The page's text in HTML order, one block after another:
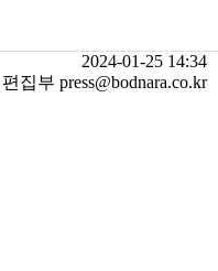
2024-01-25 14:34
편집부 press@bodnara.co.kr